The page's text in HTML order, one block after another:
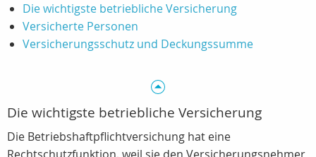
Die wichtigste betriebliche Versicherung
Versicherte Personen
Versicherungsschutz und Deckungssumme
Die wichtigste betriebliche Versicherung
Die Betriebshaftpflichtversichung hat eine